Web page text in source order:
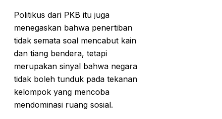
Politikus dari PKB itu juga
menegaskan bahwa penertiban
tidak semata soal mencabut kain
dan tiang bendera, tetapi
merupakan sinyal bahwa negara
tidak boleh tunduk pada tekanan
kelompok yang mencoba
mendominasi ruang sosial.